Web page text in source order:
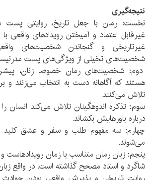
نتیجه‌گیری
نخست: رمان با جعل تاریخ، روایتی پست
غیرقابل اعتماد و آمیختن رویدادهای واقعی با
غیرتاریخی و گنجاندن شخصیت‌های
شخصیت‌های تخیلی از ویژگی‌های پست
دوم: شخصیت‌های رمان خصوصا زنان،
هستند که آگاهانه دست به انتخاب می‌زنند
تلاش می‌کنند.
سوم: تذکره اندوهگینان تلاش می‌کند انسان
درباره باورهایش بکشاند.
چهارم: سه مفهوم طلب و سفر و عشق کلید
می‌شوند.
پنجم: زبان رمان متناسب با زمان رویدادهاست و
شاگرد و استاد مصحح گذاشته است. در واقع